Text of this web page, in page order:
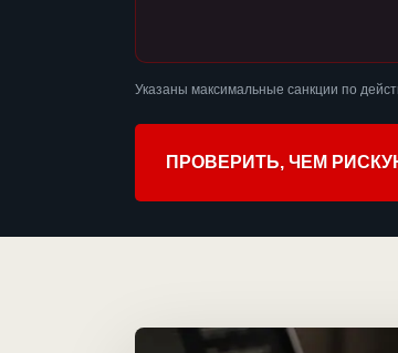
Указаны максимальные санкции по
ПРОВЕРИТЬ, ЧЕМ